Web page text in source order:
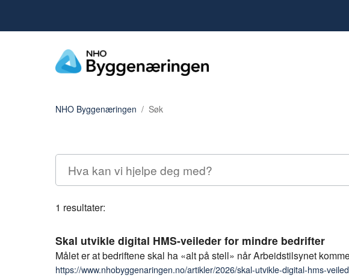
NHO Byggenæringen Søk
1 resultater:
Skal utvikle digital HMS-veileder for mindre bedrifter
Målet er at bedriftene skal ha «alt på stell» når Arbeidstilsynet
https://www.nhobyggenaringen.no/artikler/2026/skal-utvikle-digital-hms-